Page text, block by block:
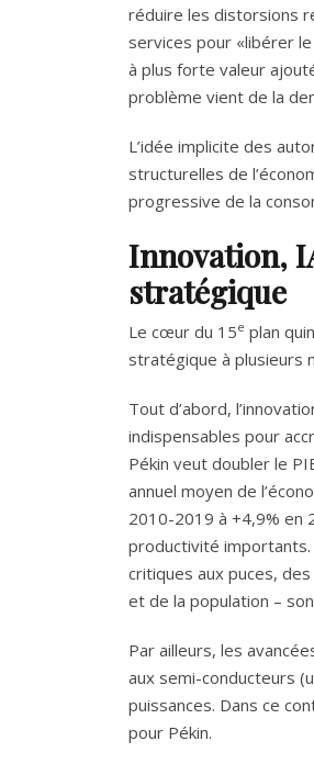
réduire les distorsions
services pour «libérer
à plus forte valeur
problème vient de la
L’idée implicite des
structurelles de
progressive de la
Innovation,
stratégique
Le cœur du 15e plan
stratégique à plusieurs
Tout d’abord,
indispensables pour
Pékin veut doubler le
annuel moyen de
2010-2019 à +4,9% en
productivité importants.
critiques aux puces,
et de la population –
Par ailleurs, les
aux semi-conducteurs
puissances. Dans ce
pour Pékin.